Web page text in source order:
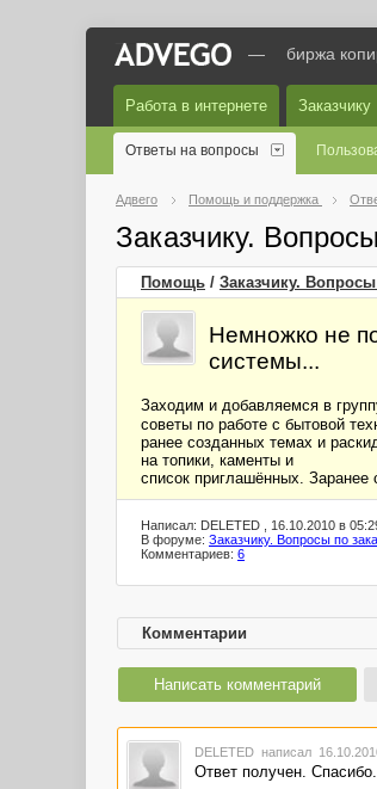
— биржа
Работа в интернете Заказчику
Ответы на вопросы
Адвего Помощь и поддержка
Заказчику.
Помощь / Заказчику.
Немножко не
системы...
Заходим и добавляемся в
советы по работе с бытовой
ранее созданных темах и
на топики, каменты и
список приглашённых. Заранее
Написал: DELETED , 16.10.2010 в
В форуме: Заказчику. Вопросы по
Комментариев: 6
Комментарии
Написать комментарий
DELETED написал
Ответ получен. Спасибо.